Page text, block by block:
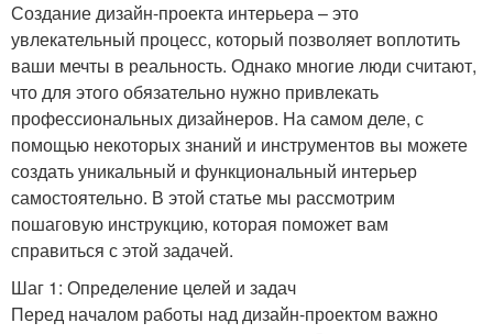
Создание дизайн-проекта интерьера – это
увлекательный процесс, который позволяет воплотить
ваши мечты в реальность. Однако многие люди считают,
что для этого обязательно нужно привлекать
профессиональных дизайнеров. На самом деле, с
помощью некоторых знаний и инструментов вы можете
создать уникальный и функциональный интерьер
самостоятельно. В этой статье мы рассмотрим
пошаговую инструкцию, которая поможет вам
справиться с этой задачей.
Шаг 1: Определение целей и задач
Перед началом работы над дизайн-проектом важно